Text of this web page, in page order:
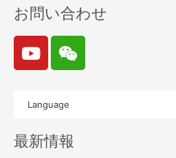
お問い合わせ
Y
o
u
b
e
W
e
i
n
Language
最新情報